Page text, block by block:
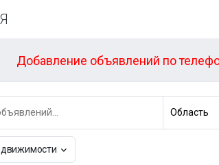
Добавление объявлений по
Область